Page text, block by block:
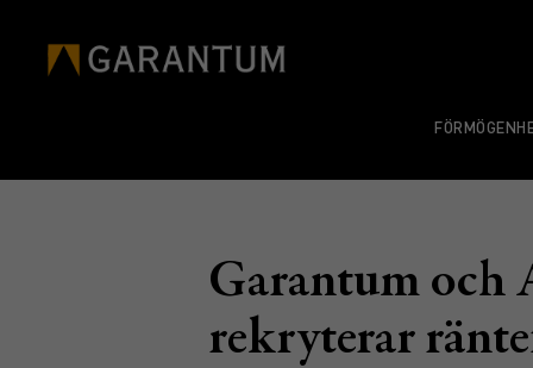
Garantum och
rekryterar